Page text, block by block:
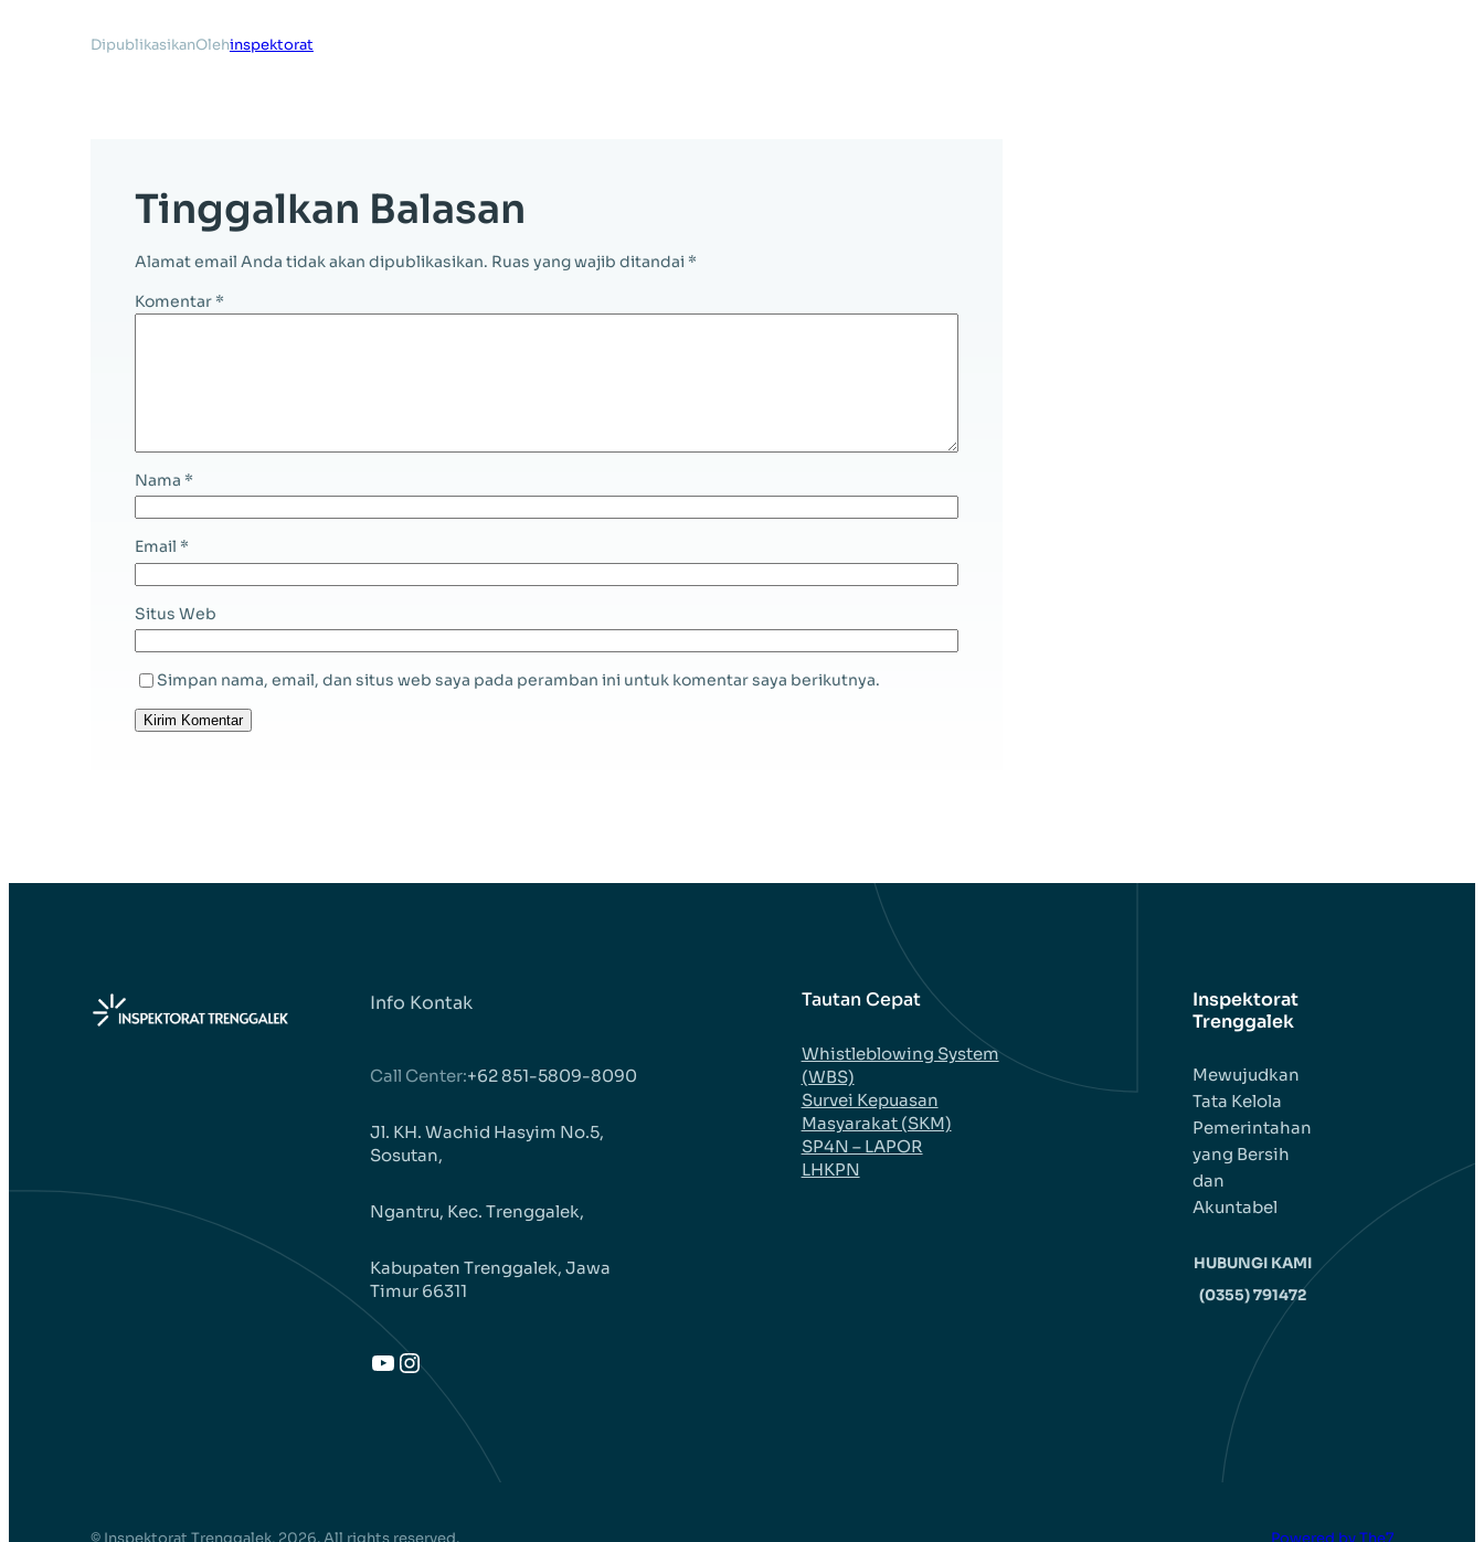
DipublikasikanOlehinspektorat
Tinggalkan Balasan
Alamat email Anda tidak akan dipublikasikan. Ruas yang wajib ditandai *
Komentar *
Nama *
Email *
Situs Web
Simpan nama, email, dan situs web saya pada peramban ini untuk komentar saya berikutnya.
Info Kontak
Call Center:+62 851-5809-8090
Jl. KH. Wachid Hasyim No.5,
Sosutan,
Ngantru, Kec. Trenggalek,
Kabupaten Trenggalek, Jawa
Timur 66311
YouTube
Instagram
Tautan Cepat
Whistleblowing System
(WBS)
Survei Kepuasan
Masyarakat (SKM)
SP4N – LAPOR
LHKPN
Inspektorat
Trenggalek
Mewujudkan
Tata Kelola
Pemerintahan
yang Bersih
dan
Akuntabel
HUBUNGI KAMI
(0355) 791472